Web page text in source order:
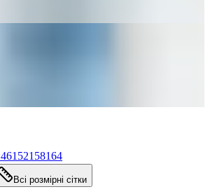
152158164
Всі розмірні сітки